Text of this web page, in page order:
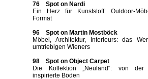
76 Spot on Nardi
Ein Herz für Kunststoff: Outdoor-
Format
96 Spot on Martin Mostböck
Möbel, Architektur, Interieurs: das
umtriebigen Wieners
98 Spot on Object Carpet
Die Kollektion „Neuland“: von der
inspirierte Böden